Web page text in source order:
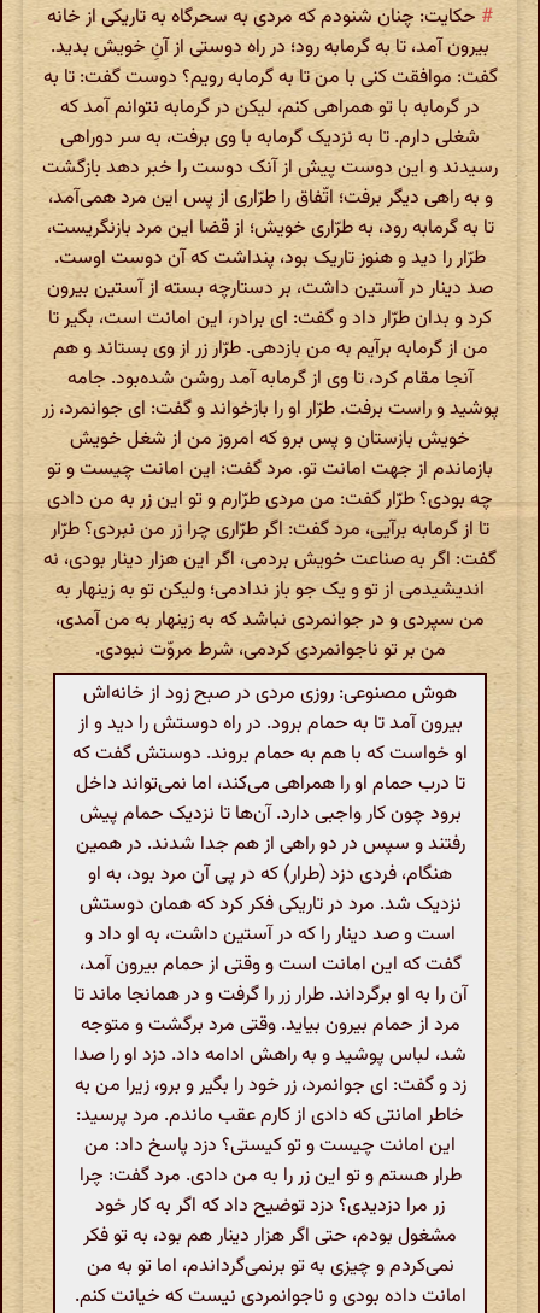
#حکایت: چنان شنودم که مردی به سحرگاه به تاریکی از خانه
بیرون آمد، تا به گرمابه رود؛ در راه دوستی از آنِ خویش بدید.
گفت: موافقت کنی با من تا به گرمابه رویم؟ دوست گفت: تا به‌
در گرمابه با تو همراهی کنم، لیکن در گرمابه نتوانم آمد که
شغلی دارم. تا به نزدیک گرمابه با وی برفت، به سر دوراهی
رسیدند و این دوست پیش از آنک دوست را خبر دهد بازگشت
و به‌ راهی دیگر برفت؛ اتّفاق را طرّار‌ی از پس این مرد همی‌آمد،
تا به گرمابه رود، به طرّاری خویش؛ از قضا این مرد بازنگریست،
طرّار را دید و هنوز تاریک بود، پنداشت که آن دوست اوست.
صد دینار در آستین داشت، بر دستارچه بسته از آستین بیرون
کرد و بدان طرّار داد و گفت: ای برادر، این امانت است، بگیر تا
من از گرمابه برآیم به من بازدهی. طرّار زر از وی بستاند و هم
آنجا مقام کرد، تا وی از گرمابه آمد روشن شده‌بود. جامه
پوشید و راست برفت. طرّار او را بازخواند و گفت: ای جوانمرد، زر
خویش بازستان و پس برو که امروز من از شغل خویش
بازماندم از جهت امانت تو. مرد گفت: این امانت چیست و تو
چه بودی؟ طرّار گفت: من مردی طرّارم و تو این زر به من دادی
تا از گرمابه برآیی، مرد گفت: اگر طرّاری چرا زر من نبردی؟ طرّار
گفت: اگر به صناعت خویش بردمی، اگر این هزار دینار بودی، نه
اندیشیدمی از تو و یک جو باز ندادمی؛ ولیکن تو به زینهار به
من سپردی و در جوانمردی نباشد که به زینهار به من آمدی،
من بر تو ناجوانمردی کردمی، شرط مروّت نبودی.
هوش مصنوعی: روزی مردی در صبح زود از خانه‌اش
بیرون آمد تا به حمام برود. در راه دوستش را دید و از
او خواست که با هم به حمام بروند. دوستش گفت که
تا درب حمام او را همراهی می‌کند، اما نمی‌تواند داخل
برود چون کار واجبی دارد. آن‌ها تا نزدیک حمام پیش
رفتند و سپس در دو راهی از هم جدا شدند. در همین
هنگام، فردی دزد (طرار) که در پی آن مرد بود، به او
نزدیک شد. مرد در تاریکی فکر کرد که همان دوستش
است و صد دینار را که در آستین داشت، به او داد و
گفت که این امانت است و وقتی از حمام بیرون آمد،
آن را به او برگرداند. طرار زر را گرفت و در همانجا ماند تا
مرد از حمام بیرون بیاید. وقتی مرد برگشت و متوجه
شد، لباس پوشید و به راهش ادامه داد. دزد او را صدا
زد و گفت: ای جوانمرد، زر خود را بگیر و برو، زیرا من به
خاطر امانتی که دادی از کارم عقب ماندم. مرد پرسید:
این امانت چیست و تو کیستی؟ دزد پاسخ داد: من
طرار هستم و تو این زر را به من دادی. مرد گفت: چرا
زر مرا دزدیدی؟ دزد توضیح داد که اگر به کار خود
مشغول بودم، حتی اگر هزار دینار هم بود، به تو فکر
نمی‌کردم و چیزی به تو برنمی‌گرداندم، اما تو به من
امانت داده بودی و ناجوانمردی نیست که خیانت کنم.